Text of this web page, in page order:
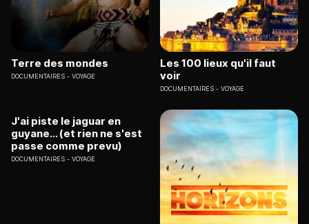
Terre des mondes
DOCUMENTAIRES VOYAGE
Les 100 lieux qu'il faut
voir
DOCUMENTAIRES VOYAGE
J'ai piste le jaguar en
guyane... (et rien ne s'est
passe comme prevu)
DOCUMENTAIRES VOYAGE